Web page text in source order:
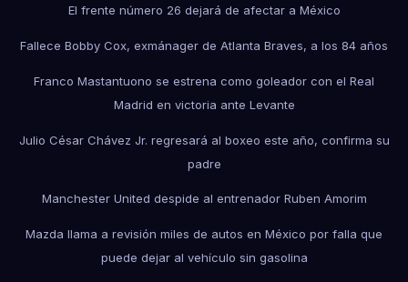
El frente número 26 dejará de afectar a México
Fallece Bobby Cox, exmánager de Atlanta Braves, a los 84 años
Franco Mastantuono se estrena como goleador con el Real
Madrid en victoria ante Levante
Julio César Chávez Jr. regresará al boxeo este año, confirma su
padre
Manchester United despide al entrenador Ruben Amorim
Mazda llama a revisión miles de autos en México por falla que
puede dejar al vehículo sin gasolina